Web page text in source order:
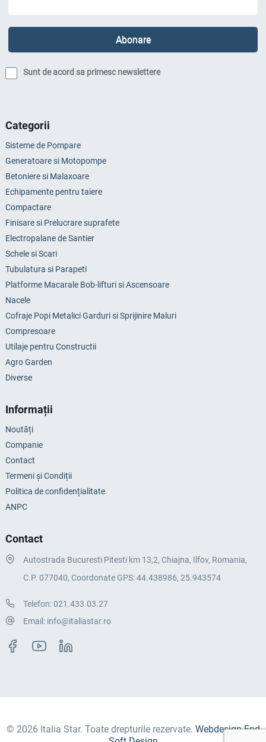
Sunt de acord sa primesc newslettere
Categorii
Sisteme de Pompare
Generatoare si Motopompe
Betoniere si Malaxoare
Echipamente pentru taiere
Compactare
Finisare si Prelucrare suprafete
Electropalane de Santier
Schele si Scari
Tubulatura si Parapeti
Platforme Macarale Bob-lifturi si Ascensoare
Nacele
Cofraje Popi Metalici Garduri si Sprijinire Maluri
Compresoare
Utilaje pentru Constructii
Agro Garden
Diverse
Informații
Noutăți
Companie
Contact
Termeni și Condiții
Politica de confidențialitate
ANPC
Contact
Autostrada Bucuresti Pitesti km 13,2, Chiajna, Ilfov, Romania,
C.P. 077040, Coordonate GPS: 44.438986, 25.943574
Telefon:021.433.03.27
Email: info@italiastar.ro
© 2026 Italia Star. Toate drepturile rezervate. Webdesign End